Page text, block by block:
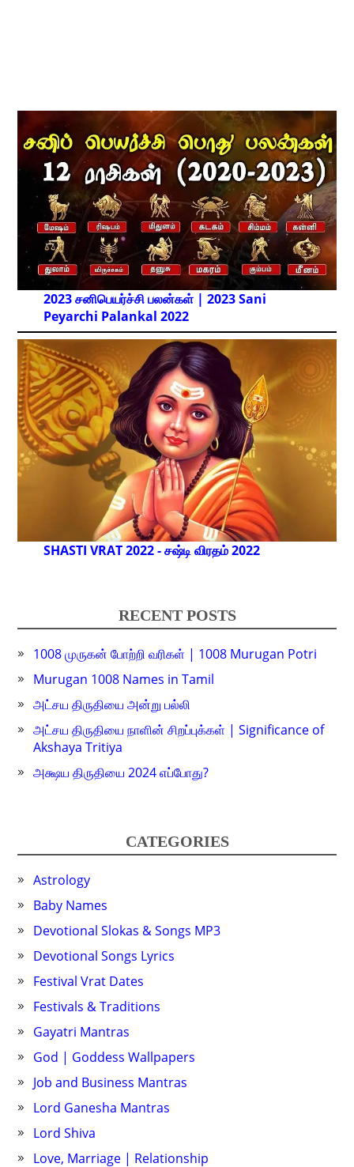
2023 சனிபெயர்ச்சி பலன்கள் | 2023 Sani
Peyarchi Palankal 2022
SHASTI VRAT 2022 - சஷ்டி விரதம் 2022
RECENT POSTS
1008 முருகன் போற்றி வரிகள் | 1008 Murugan Potri
Murugan 1008 Names in Tamil
அட்சய திருதியை அன்று பல்லி
அட்சய திருதியை நாளின் சிறப்புக்கள் | Significance of
Akshaya Tritiya
அக்ஷய திருதியை 2024 எப்போது?
CATEGORIES
Astrology
Baby Names
Devotional Slokas & Songs MP3
Devotional Songs Lyrics
Festival Vrat Dates
Festivals & Traditions
Gayatri Mantras
God | Goddess Wallpapers
Job and Business Mantras
Lord Ganesha Mantras
Lord Shiva
Love, Marriage | Relationship